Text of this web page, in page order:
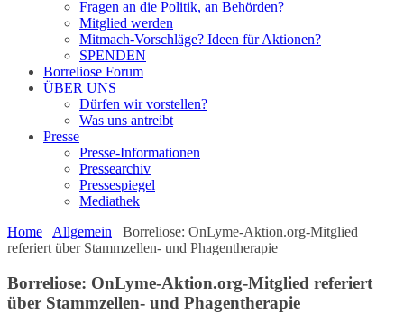
Fragen an die Politik, an Behörden?
Mitglied werden
Mitmach-Vorschläge? Ideen für Aktionen?
SPENDEN
Borreliose Forum
ÜBER UNS
Dürfen wir vorstellen?
Was uns antreibt
Presse
Presse-Informationen
Pressearchiv
Pressespiegel
Mediathek
Home
Allgemein
Borreliose: OnLyme-Aktion.org-Mitglied
referiert über Stammzellen- und Phagentherapie
Borreliose: OnLyme-Aktion.org-Mitglied referiert
über Stammzellen- und Phagentherapie